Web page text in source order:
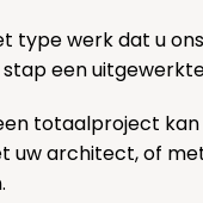
type werk dat u
stap een
totaalproject
uw architect, of